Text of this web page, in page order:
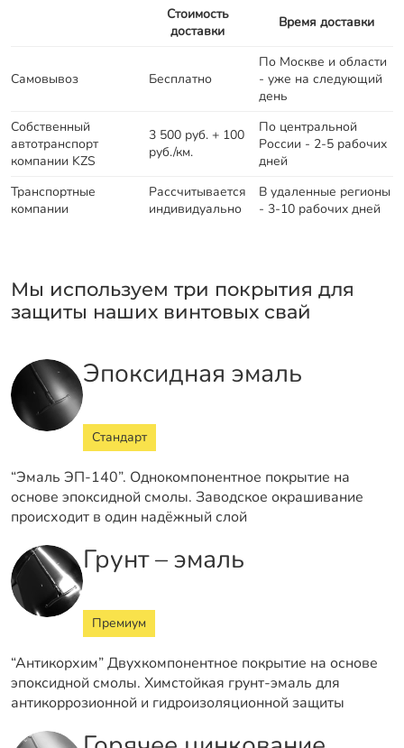
Стоимость
доставки
Время доставки
Самовывоз Бесплатно
По Москве и области
- уже на следующий
день
Собственный
автотранспорт
компании KZS
3 500 руб. + 100
руб./км.
По центральной
России - 2-5 рабочих
дней
Транспортные
компании
Рассчитывается
индивидуально
В удаленные регионы
- 3-10 рабочих дней
Мы используем три покрытия для
защиты наших винтовых свай
Эпоксидная эмаль
Стандарт
“Эмаль ЭП-140”. Однокомпонентное покрытие на
основе эпоксидной смолы. Заводское окрашивание
происходит в один надёжный слой
Грунт – эмаль
Премиум
“Антикорхим” Двухкомпонентное покрытие на основе
эпоксидной смолы. Химстойкая грунт-эмаль для
антикоррозионной и гидроизоляционной защиты